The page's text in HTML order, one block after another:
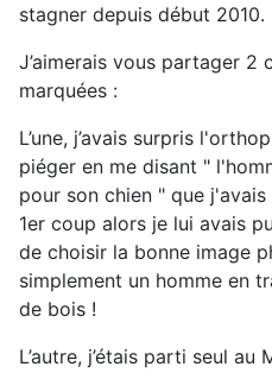
stagner depuis début 2010.
J’aimerais vous partager 2
marquées :
L’une, j’avais surpris
piéger en me disant "
pour son chien " que
1er coup alors je lui avais
de choisir la bonne image
simplement un homme en
de bois !
L’autre, j’étais parti seul au